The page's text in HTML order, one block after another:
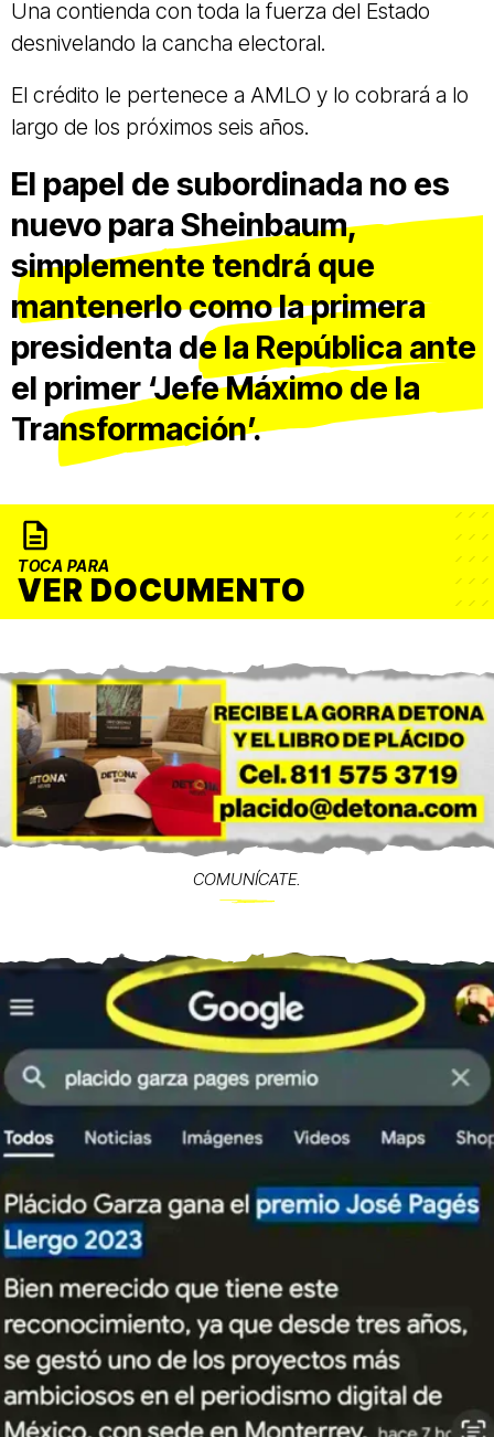
Una contienda con toda la fuerza del Estado
desnivelando la cancha electoral.
El crédito le pertenece a AMLO y lo cobrará a lo
largo de los próximos seis años.
El papel de subordinada no es
nuevo para Sheinbaum,
simplemente tendrá que
mantenerlo como la primera
presidenta de la República ante
el primer ‘Jefe Máximo de la
Transformación’.
TOCA PARA
VER DOCUMENTO
COMUNÍCATE.